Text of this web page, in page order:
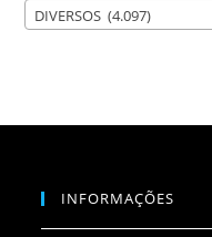
DIVERSOS (4.097)
INFORMAÇÕES